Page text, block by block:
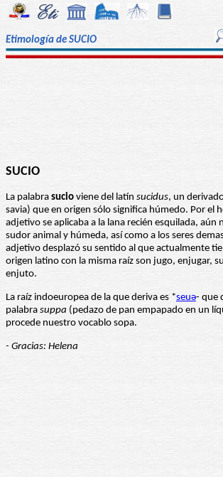
Etimología de SUCIO
SUCIO
La palabra sucio viene del latín sucidus, un
savia) que en origen sólo significa húmedo. Por el
adjetivo se aplicaba a la lana recién esquilada, aún
sudor animal y húmeda, así como a los seres
adjetivo desplazó su sentido al que actualmente
origen latino con la misma raíz son jugo, enjugar,
enjuto.
La raíz indoeuropea de la que deriva es *seuә- que
palabra suppa (pedazo de pan empapado en un
procede nuestro vocablo sopa.
- Gracias: Helena